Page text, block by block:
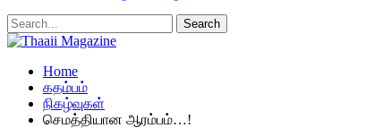
Home
கதம்பம்
நிகழ்வுகள்
செமத்தியான ஆரம்பம்…!